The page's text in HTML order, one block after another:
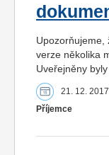
Upozorňujeme,
verze několika
Uveřejněny
21. 12. 2017
Příjemce